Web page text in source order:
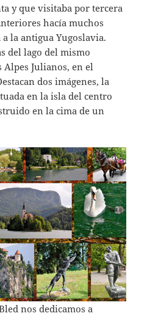
y que visitaba por tercera
hacía muchos
la antigua Yugoslavia.
del lago del mismo
Julianos, en el
dos imágenes, la
en la isla del centro
en la cima de un
nos dedicamos a